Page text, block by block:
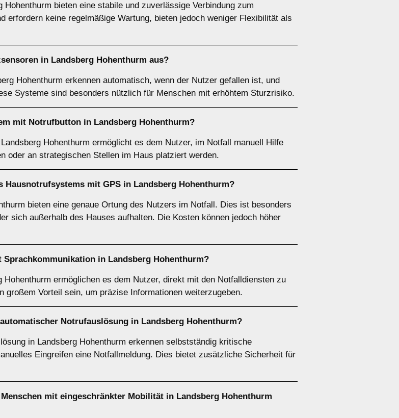
bieten eine stabile und zuverlässige Verbindung zum
erfordern keine regelmäßige Wartung, bieten jedoch weniger Flexibilität als
in Landsberg Hohenthurm aus?
Hohenthurm erkennen automatisch, wenn der Nutzer gefallen ist, und
Systeme sind besonders nützlich für Menschen mit erhöhtem Sturzrisiko.
mit Notrufbutton in Landsberg Hohenthurm?
Hohenthurm ermöglicht es dem Nutzer, im Notfall manuell Hilfe
oder an strategischen Stellen im Haus platziert werden.
Hausnotrufsystems mit GPS in Landsberg Hohenthurm?
bieten eine genaue Ortung des Nutzers im Notfall. Dies ist besonders
sich außerhalb des Hauses aufhalten. Die Kosten können jedoch höher
in Landsberg Hohenthurm?
ermöglichen es dem Nutzer, direkt mit den Notfalldiensten zu
Vorteil sein, um präzise Informationen weiterzugeben.
Notrufauslösung in Landsberg Hohenthurm?
in Landsberg Hohenthurm erkennen selbstständig kritische
Eingreifen eine Notfallmeldung. Dies bietet zusätzliche Sicherheit für
mit eingeschränkter Mobilität in Landsberg Hohenthurm